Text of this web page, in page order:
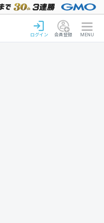
ログイン 会員登録 MENU